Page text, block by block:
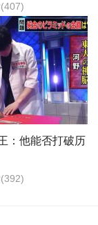
(407)
：他能否打破历
(392)